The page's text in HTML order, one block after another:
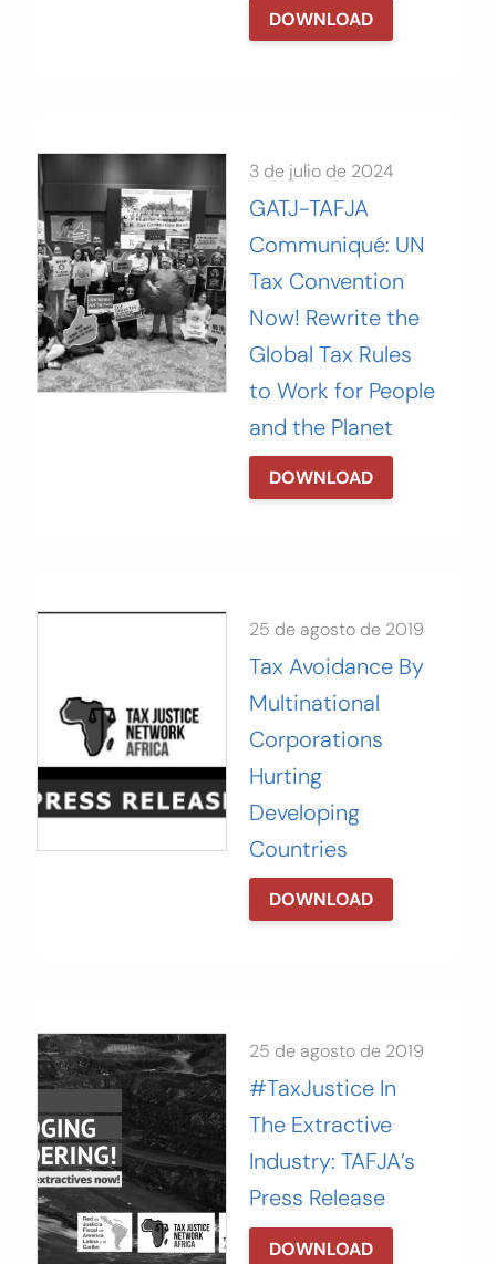
DOWNLOAD
3 de julio de 2024
GATJ-TAFJA
Communiqué: UN
Tax Convention
Now! Rewrite the
Global Tax Rules
to Work for People
and the Planet
DOWNLOAD
25 de agosto de 2019
Tax Avoidance By
Multinational
Corporations
Hurting
Developing
Countries
DOWNLOAD
25 de agosto de 2019
#TaxJustice In
The Extractive
Industry: TAFJA’s
Press Release
DOWNLOAD